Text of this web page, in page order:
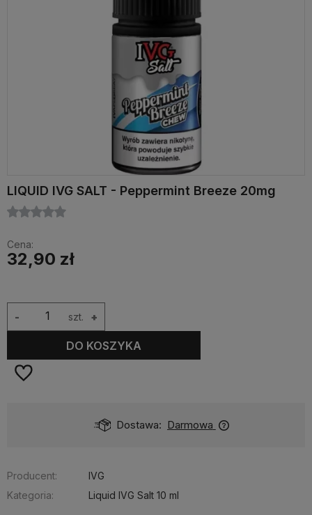
LIQUID IVG SALT - Peppermint Breeze 20mg
Cena:
32,90 zł
szt. +
-
DO KOSZYKA
Dostawa: Darmowa
Producent:
IVG
Kategoria:
Liquid IVG Salt 10 ml